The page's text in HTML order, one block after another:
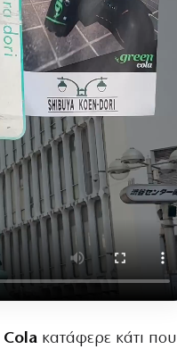
Cola κατάφερε κάτι που